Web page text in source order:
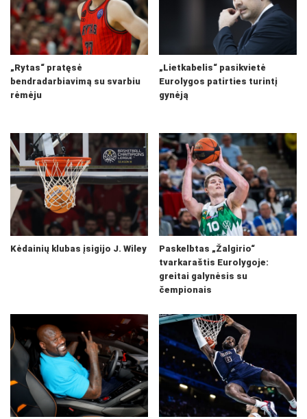
„Rytas“ pratęsė
bendradarbiavimą su svarbiu
rėmėju
„Lietkabelis“ pasikvietė
Eurolygos patirties turintį
gynėją
Kėdainių klubas įsigijo J. Wiley
Paskelbtas „Žalgirio“
tvarkaraštis Eurolygoje:
greitai galynėsis su
čempionais